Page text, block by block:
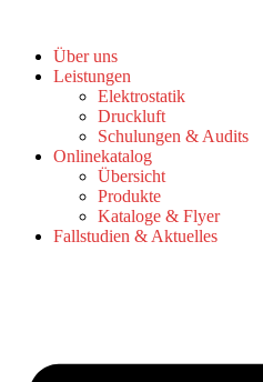
springenÜber uns
Leistungen
Elektrostatik
Druckluft
Schulungen & Audits
Onlinekatalog
Übersicht
Produkte
Kataloge & Flyer
Fallstudien & Aktuelles